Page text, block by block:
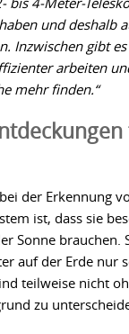
und deshalb
Inzwischen gibt
arbeiten
mehr finden.“
der Erkennung
ist, dass sie
Sonne brauchen.
auf der Erde nur
teilweise nicht
zu